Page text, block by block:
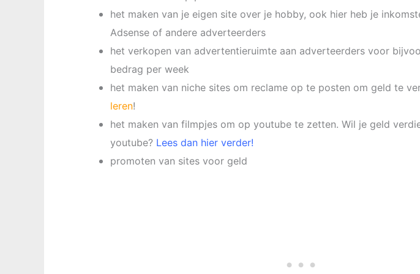
het maken van je eigen site over je hobby, ook hier heb je
Adsense of andere adverteerders
het verkopen van advertentieruimte aan adverteerders voor
bedrag per week
het maken van niche sites om reclame op te posten om geld te
leren!
het maken van filmpjes om op youtube te zetten. Wil je geld
youtube? Lees dan hier verder!
promoten van sites voor geld